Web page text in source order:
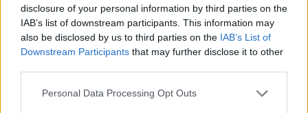
disclosure of your personal information by third parties on the
IAB’s list of downstream participants. This information may
also be disclosed by us to third parties on the IAB’s List of
Downstream Participants that may further disclose it to other
Personal Data Processing Opt Outs
τον κάνουν να επαναπροσδιορίσει τις
προτεραιότητές του.Μια από τις πιο έντονα
νοσταλγικές ταινίες της φιλμογραφίας του
Hayao Miyazaki, δίνει για πρώτη φορά την
ευκαιρία στον πολύ-βραβευμένο δημιουργό
να καταπιαστεί ολοκληρωτικά με τον κόσμο